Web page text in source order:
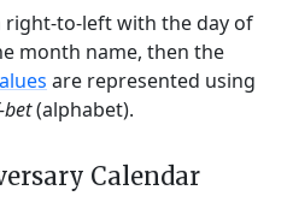
to-left with the day of
month name, then the
are represented using
(alphabet).
Calendar